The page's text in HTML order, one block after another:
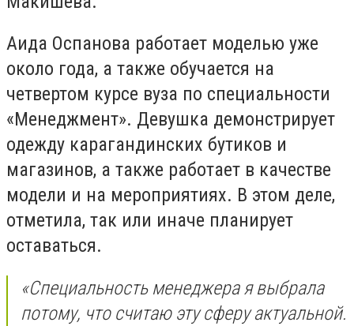
Аида Оспанова работает моделью уже
около года, а также обучается на
четвертом курсе вуза по специальности
«Менеджмент». Девушка демонстрирует
одежду карагандинских бутиков и
магазинов, а также работает в качестве
модели и на мероприятиях. В этом деле,
отметила, так или иначе планирует
оставаться.
«Специальность менеджера я выбрала
потому, что считаю эту сферу актуальной.